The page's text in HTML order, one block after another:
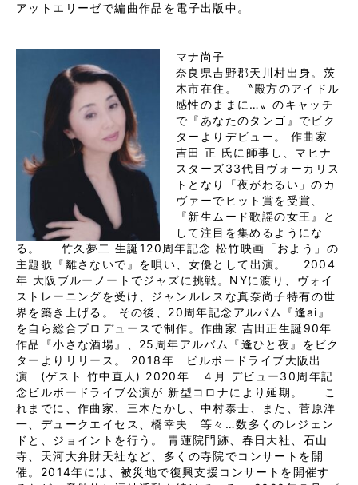
アットエリーゼで編曲作品を電子出版中。
マナ尚子
奈良県吉野郡天川村出身。茨
木市在住。 〝殿方のアイドル
感性のままに…〟のキャッチ
で『あなたのタンゴ』でビク
ターよりデビュー。 作曲家
吉田 正 氏に師事し、マヒナ
スターズ33代目ヴォーカリス
トとなり「夜がわるい」のカ
ヴァーでヒット賞を受賞、
『新生ムード歌謡の女王』と
して注目を集めるようにな
る。 竹久夢二 生誕120周年記念 松竹映画「およう」の
主題歌『離さないで』を唄い、女優として出演。 2004
年 大阪ブルーノートでジャズに挑戦。NYに渡り、ヴォイ
ストレーニングを受け、ジャンルレスな真奈尚子特有の世
界を築き上げる。 その後、20周年記念アルバム『逢ai』
を自ら総合プロデュースで制作。作曲家 吉田正生誕90年
作品『小さな酒場』、25周年アルバム『逢ひと夜』をビク
ターよりリリース。 2018年 ビルボードライブ大阪出
演 (ゲスト 竹中直人) 2020年 ４月 デビュー30周年記
念ビルボードライブ公演が 新型コロナにより延期。 こ
れまでに、作曲家、三木たかし、中村泰士、また、菅原洋
一、デュークエイセス、橋幸夫 等々…数多くのレジェン
ドと、ジョイントを行う。 青蓮院門跡、春日大社、石山
寺、天河大弁財天社など、多くの寺院でコンサートを開
催。2014年には、被災地で復興支援コンサートを開催す